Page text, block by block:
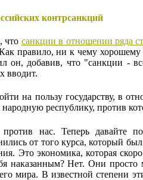
контрсанкций
что санкции в отношении ряда
правило, ни к чему
он, добавив, что "санкции -
вводит.
на пользу государству, в
республику, против
нас. Теперь давайте
от того курса, который
Это экономика, которая
наказанным? Нет. Они
мира. В известной степени